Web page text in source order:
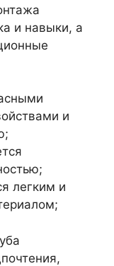
и навыки, а
и
легким и